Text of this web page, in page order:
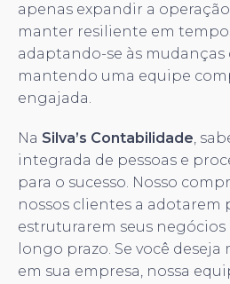
apenas expandir a
manter resiliente em
adaptando-se às mudanças
mantendo uma equipe
engajada.
Na Silva’s Contabilidade,
integrada de pessoas e
para o sucesso. Nosso
nossos clientes a adotarem
estruturarem seus negócios
longo prazo. Se você
em sua empresa, nossa